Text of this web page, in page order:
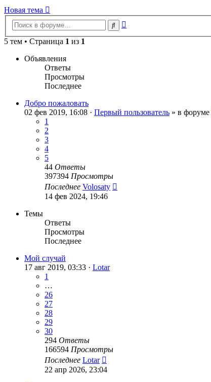
Новая тема
Поиск
5 тем • Страница 1 из 1
Объявления
Ответы
Просмотры
Последнее
Добро пожаловать
02 фев 2019, 16:08 · Первый пользователь » в форуме
1
2
3
4
5
44 Ответы
397394 Просмотры
Последнее Volosaty
14 фев 2024, 19:46
Темы
Ответы
Просмотры
Последнее
Мой случай
17 авг 2019, 03:33 · Lotar
1
…
26
27
28
29
30
294 Ответы
166594 Просмотры
Последнее Lotar
22 апр 2026, 23:04